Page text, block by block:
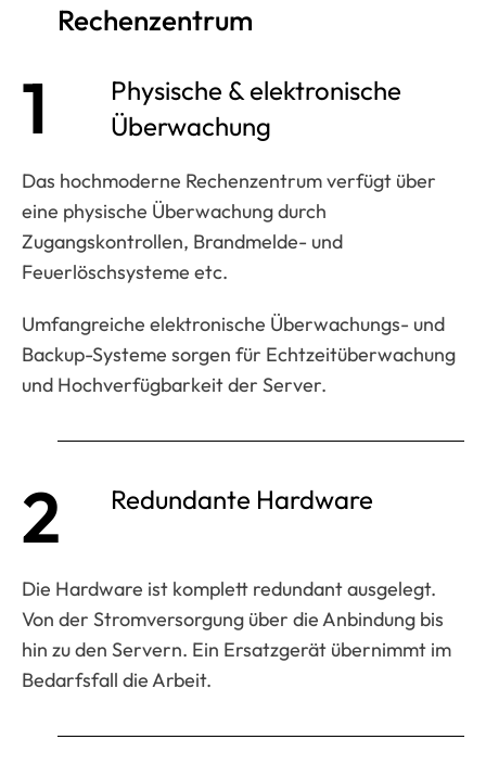
Rechenzentrum
1
Physische & elektronische
Überwachung
Das hochmoderne Rechenzentrum verfügt über
eine physische Überwachung durch
Zugangskontrollen, Brandmelde- und
Feuerlöschsysteme etc.
Umfangreiche elektronische Überwachungs- und
Backup-Systeme sorgen für Echtzeitüberwachung
und Hochverfügbarkeit der Server.
2 Redundante Hardware
Die Hardware ist komplett redundant ausgelegt.
Von der Stromversorgung über die Anbindung bis
hin zu den Servern. Ein Ersatzgerät übernimmt im
Bedarfsfall die Arbeit.